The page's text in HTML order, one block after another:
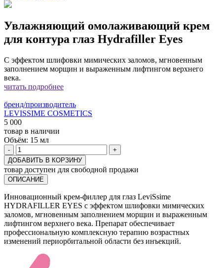
Увлажняющий омолаживающий крем
для контура глаз Hydrafiller Eyes
С эффектом шлифовки мимических заломов, мгновенным
заполнением морщин и выраженным лифтингом верхнего
века.
читать подробнее
бренд/производитель
LEVISSIME COSMETICS
5 000
товар в наличии
Объём: 15 мл
-
+
ДОБАВИТЬ В КОРЗИНУ
товар доступен для свободной продажи
ОПИСАНИЕ
Инновационный крем-филлер для глаз LeviSsime
HYDRAFILLER EYES с эффектом шлифовки мимических
заломов, мгновенным заполнением морщин и выраженным
лифтингом верхнего века. Препарат обеспечивает
профессиональную комплексную терапию возрастных
изменений периорбитальной области без инъекций.